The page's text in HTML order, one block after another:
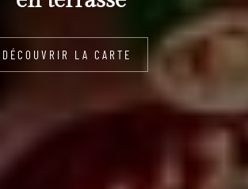
DÉCOUVRIR LA CARTE